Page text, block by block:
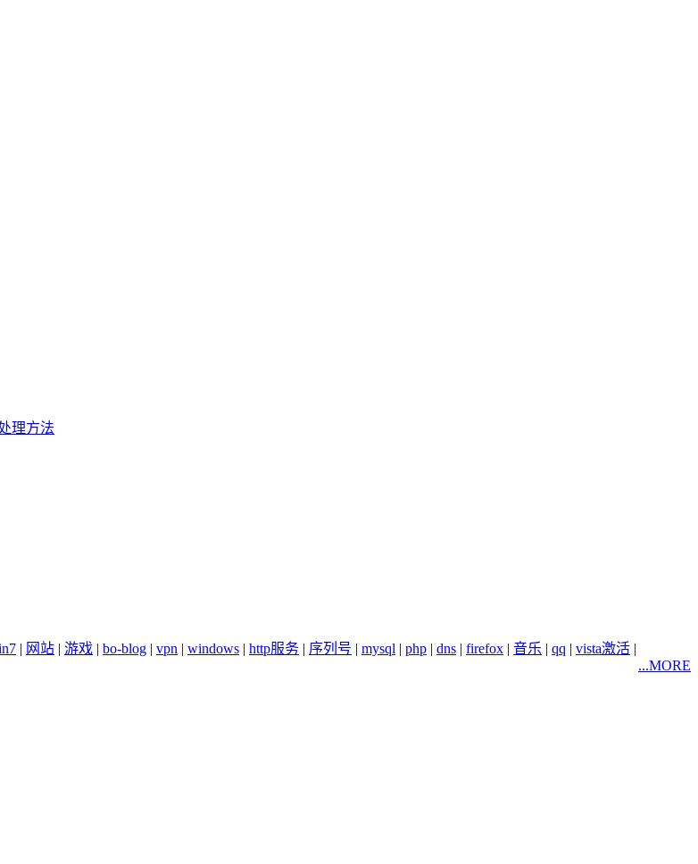
理方法
| 网站 | 游戏 | bo-blog | vpn | windows | http服务 | 序列号 | mysql | php | dns | firefox | 音乐 | qq | vista激活 |
...MORE